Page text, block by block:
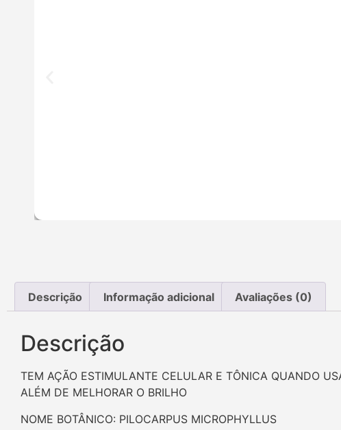
Descrição Informação adicional Avaliações (0)
Descrição
TEM AÇÃO ESTIMULANTE CELULAR E TÔNICA QUANDO
ALÉM DE MELHORAR O BRILHO
NOME BOTÂNICO: PILOCARPUS MICROPHYLLUS